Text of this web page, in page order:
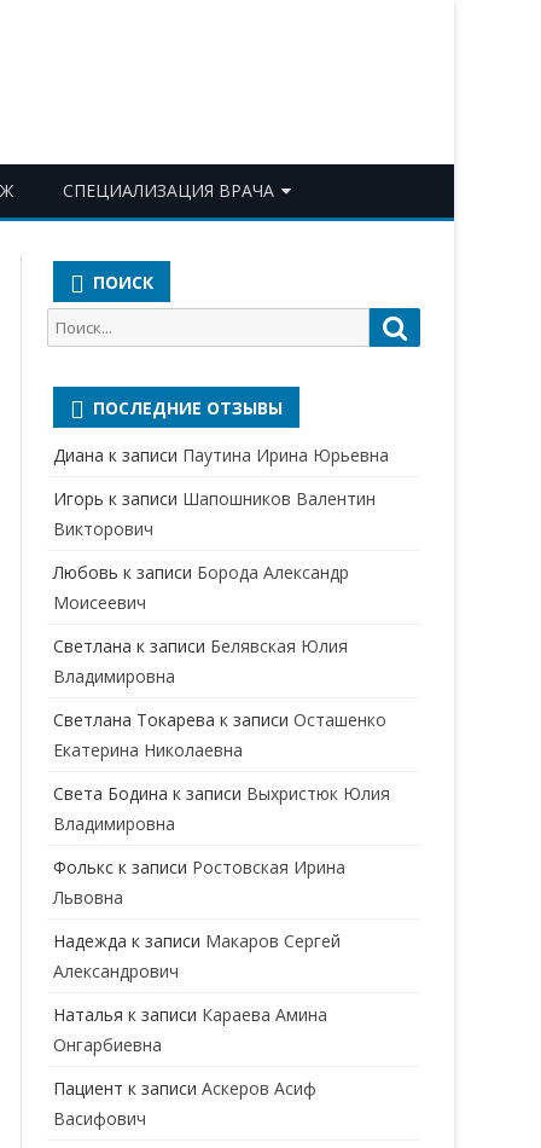
СПЕЦИАЛИЗАЦИЯ ВРАЧА
АЛЛЕРГОЛОГ-ИММУНОЛОГ
АНЕСТЕЗИОЛОГ-
БАКТЕРИОЛОГ
ВЕРТЕБРОЛОГ
ГАСТРОЭНТЕРОЛОГ
ГИНЕКОЛОГ
ГОМЕОПАТ
ДЕРМАТОЛОГ
ДЕТСКИЕ ВРАЧИ ДЕТСКИЙ КАРДИОЛОГ
ДЕТСКИЙ ХИРУРГ
ПЕРИНАТАЛЬНЫЙ ПСИХОЛОГ
КАРДИОЛОГ
КОСМЕТОЛОГ
МАССАЖИСТ
НАРКОЛОГ
ПОИСК
Поиск
для:
ПОСЛЕДНИЕ ОТЗЫВЫ
Диана к записи Паутина Ирина Юрьевна
Игорь к записи Шапошников Валентин
Викторович
Любовь к записи Борода Александр
Моисеевич
Светлана к записи Белявская Юлия
Владимировна
Cветлана Токарева к записиОсташенко
Екатерина Николаевна
Света Бодина к записи Выхристюк Юлия
Владимировна
Фолькс к записи Ростовская Ирина
Львовна
Надежда к записи Макаров Сергей
Александрович
Наталья к записи Караева Амина
Онгарбиевна
Пациент к записиАскеров Асиф
Васифович